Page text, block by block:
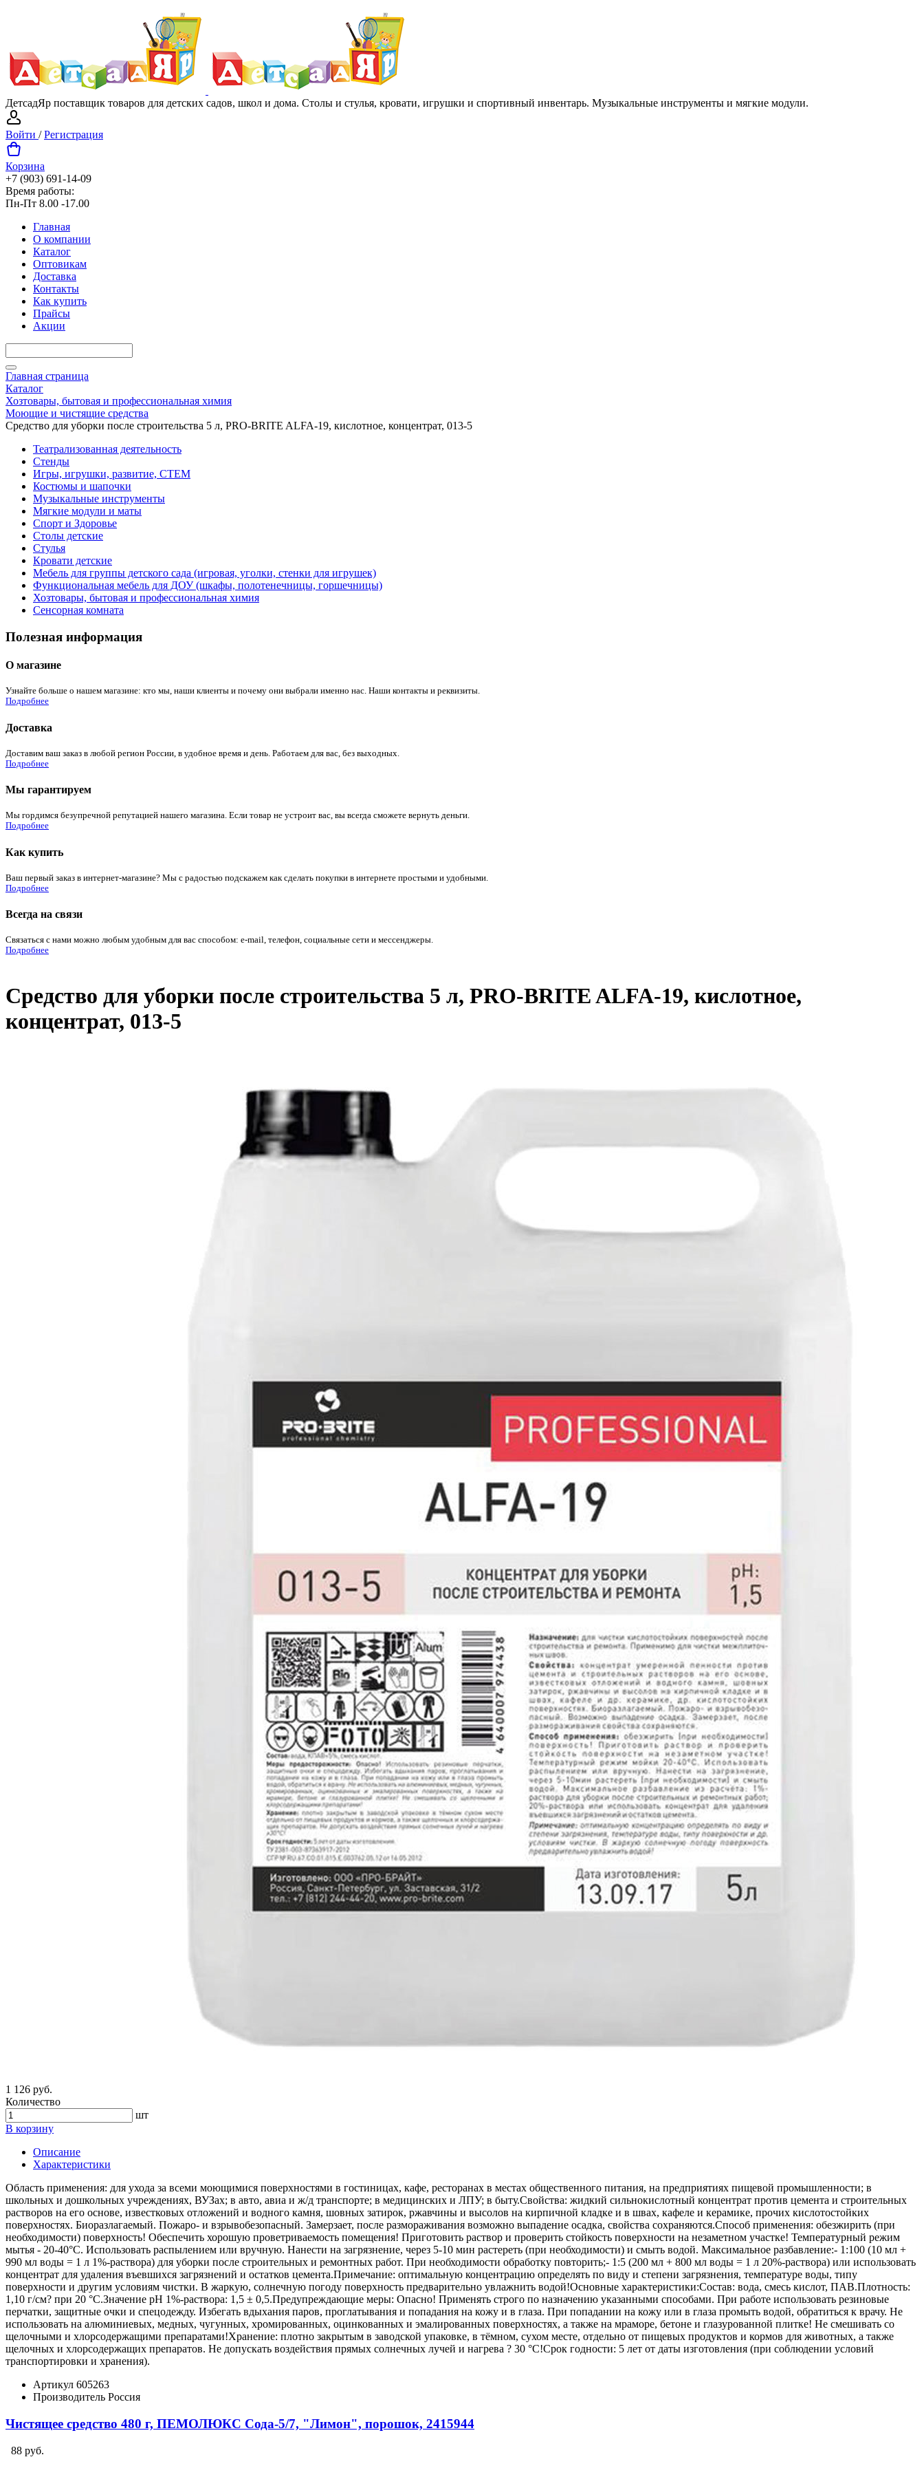
ДетсадЯр поставщик товаров для детских садов, школ и дома. Столы и стулья, кровати, игрушки и спортивный инвентарь. Музыкальные инструменты и мягкие модули.
Войти /Регистрация
Корзина
+7 (903) 691-14-09
Время работы:
Пн-Пт 8.00 -17.00
Главная
О компании
Каталог
Оптовикам
Доставка
Контакты
Как купить
Прайсы
Акции
Главная страница
Каталог
Хозтовары, бытовая и профессиональная химия
Моющие и чистящие средства
Средство для уборки после строительства 5 л, PRO-BRITE ALFA-19, кислотное, концентрат, 013-5
Театрализованная деятельность
Стенды
Игры, игрушки, развитие, СТЕМ
Костюмы и шапочки
Музыкальные инструменты
Мягкие модули и маты
Спорт и Здоровье
Столы детские
Стулья
Кровати детские
Мебель для группы детского сада (игровая, уголки, стенки для игрушек)
Функциональная мебель для ДОУ (шкафы, полотенечницы, горшечницы)
Хозтовары, бытовая и профессиональная химия
Сенсорная комната
Полезная информация
О магазине
Узнайте больше о нашем магазине: кто мы, наши клиенты и почему они выбрали именно нас. Наши контакты и реквизиты.
Подробнее
Доставка
Доставим ваш заказ в любой регион России, в удобное время и день. Работаем для вас, без выходных.
Подробнее
Мы гарантируем
Мы гордимся безупречной репутацией нашего магазина. Если товар не устроит вас, вы всегда сможете вернуть деньги.
Подробнее
Как купить
Ваш первый заказ в интернет-магазине? Мы с радостью подскажем как сделать покупки в интернете простыми и удобными.
Подробнее
Всегда на связи
Связаться с нами можно любым удобным для вас способом: e-mail, телефон, социальные сети и мессенджеры.
Подробнее
Средство для уборки после строительства 5 л, PRO-BRITE ALFA-19, кислотное,
концентрат, 013-5
1 126 руб.
Количество
шт
В корзину
Описание
Характеристики
Область применения: для ухода за всеми моющимися поверхностями в гостиницах, кафе, ресторанах в местах общественного питания, на предприятиях пищевой промышленности; в
школьных и дошкольных учреждениях, ВУЗах; в авто, авиа и ж/д транспорте; в медицинских и ЛПУ; в быту.Свойства: жидкий сильнокислотный концентрат против цемента и строительных
растворов на его основе, известковых отложений и водного камня, шовных затирок, ржавчины и высолов на кирпичной кладке и в швах, кафеле и керамике, прочих кислотостойких
поверхностях. Биоразлагаемый. Пожаро- и взрывобезопасный. Замерзает, после размораживания возможно выпадение осадка, свойства сохраняются.Способ применения: обезжирить (при
необходимости) поверхность! Обеспечить хорошую проветриваемость помещения! Приготовить раствор и проверить стойкость поверхности на незаметном участке! Температурный режим
мытья - 20-40°С. Использовать распылением или вручную. Нанести на загрязнение, через 5-10 мин растереть (при необходимости) и смыть водой. Максимальное разбавление:- 1:100 (10 мл +
990 мл воды = 1 л 1%-раствора) для уборки после строительных и ремонтных работ. При необходимости обработку повторить;- 1:5 (200 мл + 800 мл воды = 1 л 20%-раствора) или использовать
концентрат для удаления въевшихся загрязнений и остатков цемента.Примечание: оптимальную концентрацию определять по виду и степени загрязнения, температуре воды, типу
поверхности и другим условиям чистки. В жаркую, солнечную погоду поверхность предварительно увлажнить водой!Основные характеристики:Состав: вода, смесь кислот, ПАВ.Плотность:
1,10 г/см? при 20 °С.Значение pH 1%-раствора: 1,5 ± 0,5.Предупреждающие меры: Опасно! Применять строго по назначению указанными способами. При работе использовать резиновые
перчатки, защитные очки и спецодежду. Избегать вдыхания паров, проглатывания и попадания на кожу и в глаза. При попадании на кожу или в глаза промыть водой, обратиться к врачу. Не
использовать на алюминиевых, медных, чугунных, хромированных, оцинкованных и эмалированных поверхностях, а также на мраморе, бетоне и глазурованной плитке! Не смешивать со
щелочными и хлорсодержащими препаратами!Хранение: плотно закрытым в заводской упаковке, в тёмном, сухом месте, отдельно от пищевых продуктов и кормов для животных, а также
щелочных и хлорсодержащих препаратов. Не допускать воздействия прямых солнечных лучей и нагрева ? 30 °С!Срок годности: 5 лет от даты изготовления (при соблюдении условий
транспортировки и хранения).
Артикул 605263
Производитель Россия
Чистящее средство 480 г, ПЕМОЛЮКС Сода-5/7, "Лимон", порошок, 2415944
88 руб.